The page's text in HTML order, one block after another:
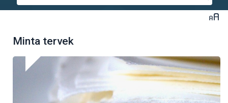
Minta tervek